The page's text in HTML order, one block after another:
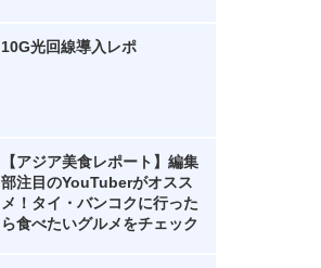
10G光回線導入レポ
【アジア美食レポート】編集
部注目のYouTuberがオスス
メ！タイ・バンコクに行った
ら食べたいグルメをチェック